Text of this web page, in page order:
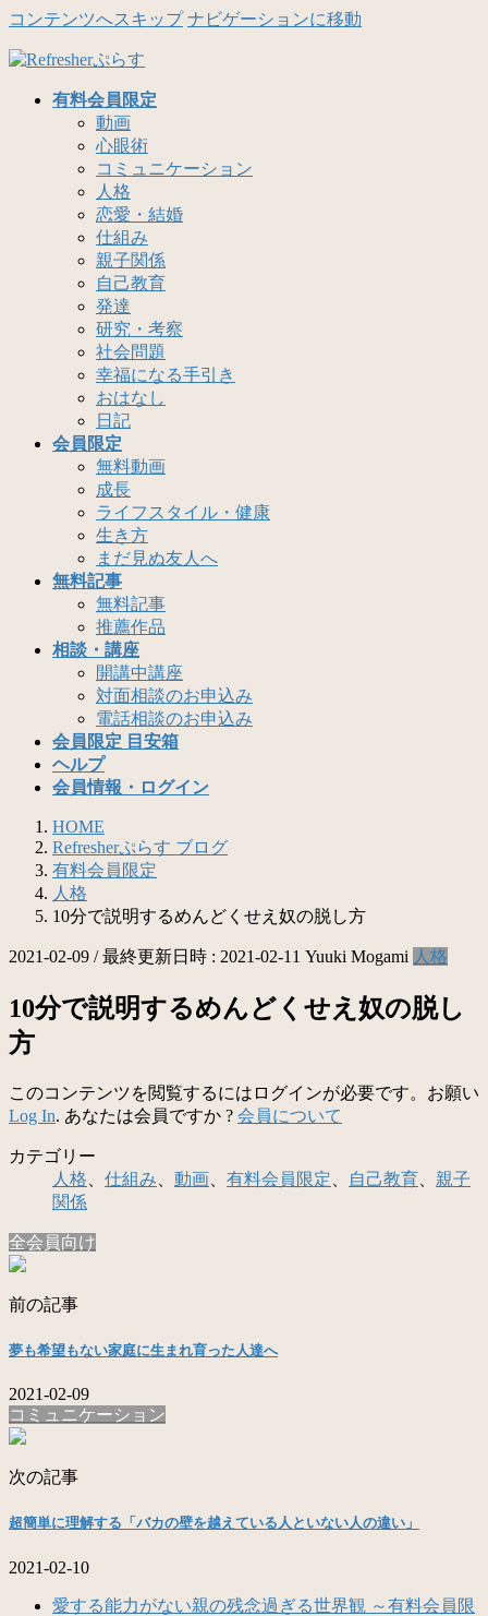
コンテンツへスキップ ナビゲーションに移動
有料会員限定
動画
心眼術
コミュニケーション
人格
恋愛・結婚
仕組み
親子関係
自己教育
発達
研究・考察
社会問題
幸福になる手引き
おはなし
日記
会員限定
無料動画
成長
ライフスタイル・健康
生き方
まだ見ぬ友人へ
無料記事
無料記事
推薦作品
相談・講座
開講中講座
対面相談のお申込み
電話相談のお申込み
会員限定 目安箱
ヘルプ
会員情報・ログイン
HOME
Refresherぷらす ブログ
有料会員限定
人格
10分で説明するめんどくせえ奴の脱し方
2021-02-09 / 最終更新日時 : 2021-02-11 Yuuki Mogami 人格
10分で説明するめんどくせえ奴の脱し
方
このコンテンツを閲覧するにはログインが必要です。お願い
Log In. あなたは会員ですか ? 会員について
カテゴリー
人格
仕組み 動画 有料会員限定 自己教育
親子
関係
全会員向け
前の記事
夢も希望もない家庭に生まれ育った人達へ
2021-02-09
コミュニケーション
次の記事
超簡単に理解する「バカの壁を越えている人といない人の違い」
2021-02-10
愛する能力がない親の残念過ぎる世界観 ～有料会員限